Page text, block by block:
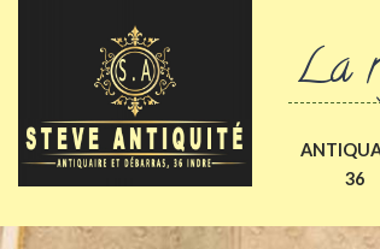
La
36